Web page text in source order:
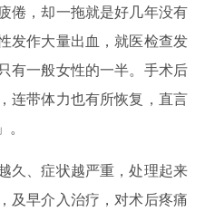
倦，却一拖就是好几年没有
发作大量出血，就医检查发
有一般女性的一半。手术后
连带体力也有所恢复，直言
久、症状越严重，处理起来
及早介入治疗，对术后疼痛